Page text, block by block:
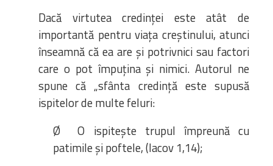
Dacă virtutea credinței este atât de
importantă pentru viața creștinului, atunci
înseamnă că ea are și potrivnici sau factori
care o pot împuțina și nimici. Autorul ne
spune că „sfânta credință este supusă
ispitelor de multe feluri:
Ø O ispitește trupul împreună cu
patimile și poftele, (Iacov 1,14);